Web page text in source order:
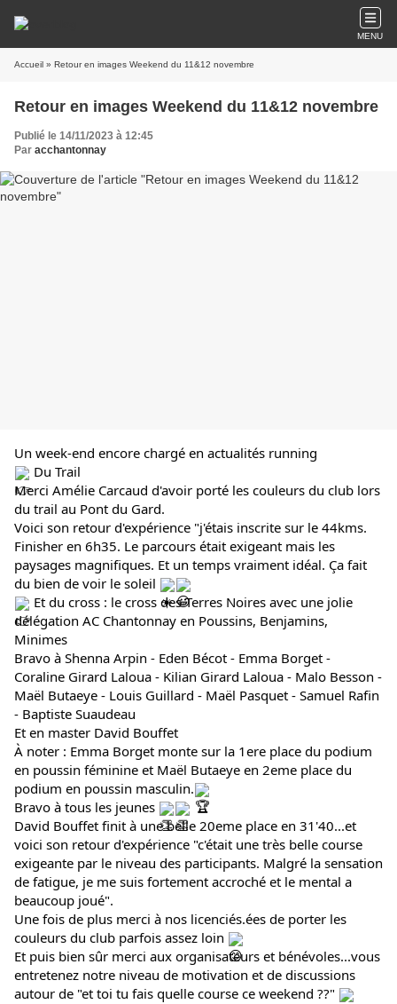
MENU
Accueil » Retour en images Weekend du 11&12 novembre
Retour en images Weekend du 11&12 novembre
Publié le 14/11/2023 à 12:45
Par acchantonnay
Un week-end encore chargé en actualités running
Du Trail
Merci Amélie Carcaud d'avoir porté les couleurs du club lors
du trail au Pont du Gard.
Voici son retour d'expérience "j'étais inscrite sur le 44kms.
Finisher en 6h35. Le parcours était exigeant mais les
paysages magnifiques. Et un temps vraiment idéal. Ça fait
du bien de voir le soleil
Et du cross : le cross des Terres Noires avec une jolie
délégation AC Chantonnay en Poussins, Benjamins,
Minimes
Bravo à Shenna Arpin - Eden Bécot - Emma Borget -
Coraline Girard Laloua - Kilian Girard Laloua - Malo Besson -
Maël Butaeye - Louis Guillard - Maël Pasquet - Samuel Rafin
- Baptiste Suaudeau
Et en master David Bouffet
À noter : Emma Borget monte sur la 1ere place du podium
en poussin féminine et Maël Butaeye en 2eme place du
podium en poussin masculin.
Bravo à tous les jeunes
David Bouffet finit à une belle 20eme place en 31'40...et
voici son retour d'expérience "c'était une très belle course
exigeante par le niveau des participants. Malgré la sensation
de fatigue, je me suis fortement accroché et le mental a
beaucoup joué".
Une fois de plus merci à nos licenciés.ées de porter les
couleurs du club parfois assez loin
Et puis bien sûr merci aux organisateurs et bénévoles...vous
entretenez notre niveau de motivation et de discussions
autour de "et toi tu fais quelle course ce weekend ??"